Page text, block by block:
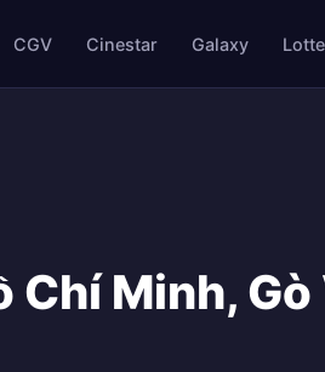
CGV Cinestar Galaxy Lotte
Chí Minh, Gò